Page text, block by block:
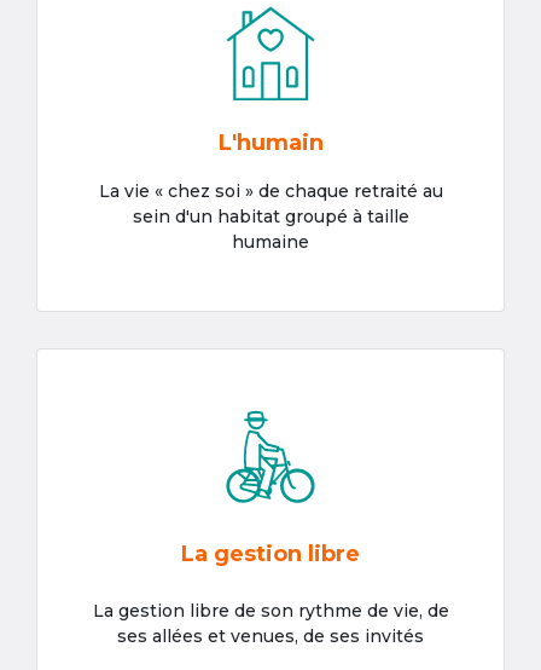
L'humain
La vie « chez soi » de chaque retraité au
sein d'un habitat groupé à taille
humaine
La gestion libre
La gestion libre de son rythme de vie, de
ses allées et venues, de ses invités